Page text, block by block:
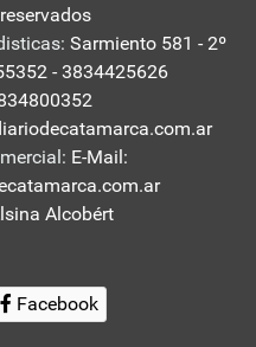
Sarmiento 581 - 2º
- 3834425626
E-Mail:
Alcobért
Facebook